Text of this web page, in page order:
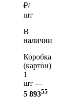
₽/
шт
В
наличии
Коробка
(картон)
1
шт —
5 89355